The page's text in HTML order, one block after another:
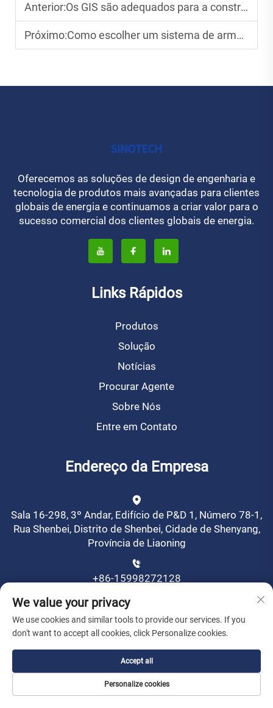
Anterior:Os GIS são adequados para a construção de subestações compactas?
Próximo:Como escolher um sistema de armazenamento de energia por bateria (BESS) adequado para uso comercial e industrial?
Oferecemos as soluções de design de engenharia e
tecnologia de produtos mais avançadas para clientes
globais de energia e continuamos a criar valor para o
sucesso comercial dos clientes globais de energia.
Links Rápidos
Produtos
Solução
Notícias
Procurar Agente
Sobre Nós
Entre em Contato
Endereço da Empresa
Sala 16-298, 3º Andar, Edifício de P&D 1, Número 78-1,
Rua Shenbei, Distrito de Shenbei, Cidade de Shenyang,
Província de Liaoning
+86-15998272128
[email protected]
Postagem Recente
We value your privacy
We use cookies and similar tools to provide our services. If you
don't want to accept all cookies, click Personalize cookies.
Personalize cookies
Accept all